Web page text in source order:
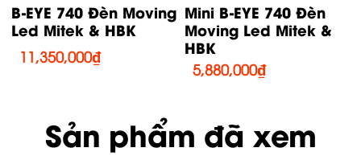
B-EYE 740 Đèn Moving
Led Mitek & HBK
11,350,000₫
Mini B-EYE 740 Đèn
Moving Led Mitek &
HBK
5,880,000₫
Sản phẩm đã xem